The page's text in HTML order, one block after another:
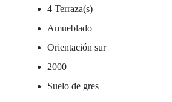
4 Terraza(s)
Amueblado
Orientación sur
2000
Suelo de gres